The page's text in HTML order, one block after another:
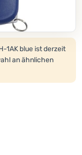
1AK blue ist derzeit
an ähnlichen